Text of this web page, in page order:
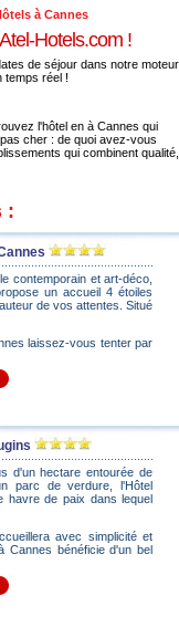
à Cannes
Hotels.com !
de séjour dans notre moteur
temps réel !
l'hôtel en à Cannes qui
cher : de quoi avez-vous
qui combinent qualité,
:
contemporain et art-déco,
un accueil 4 étoiles
de vos attentes. Situé
laissez-vous tenter par
d'un hectare entourée de
parc de verdure, l'Hôtel
havre de paix dans lequel
avec simplicité et
Cannes bénéficie d'un bel